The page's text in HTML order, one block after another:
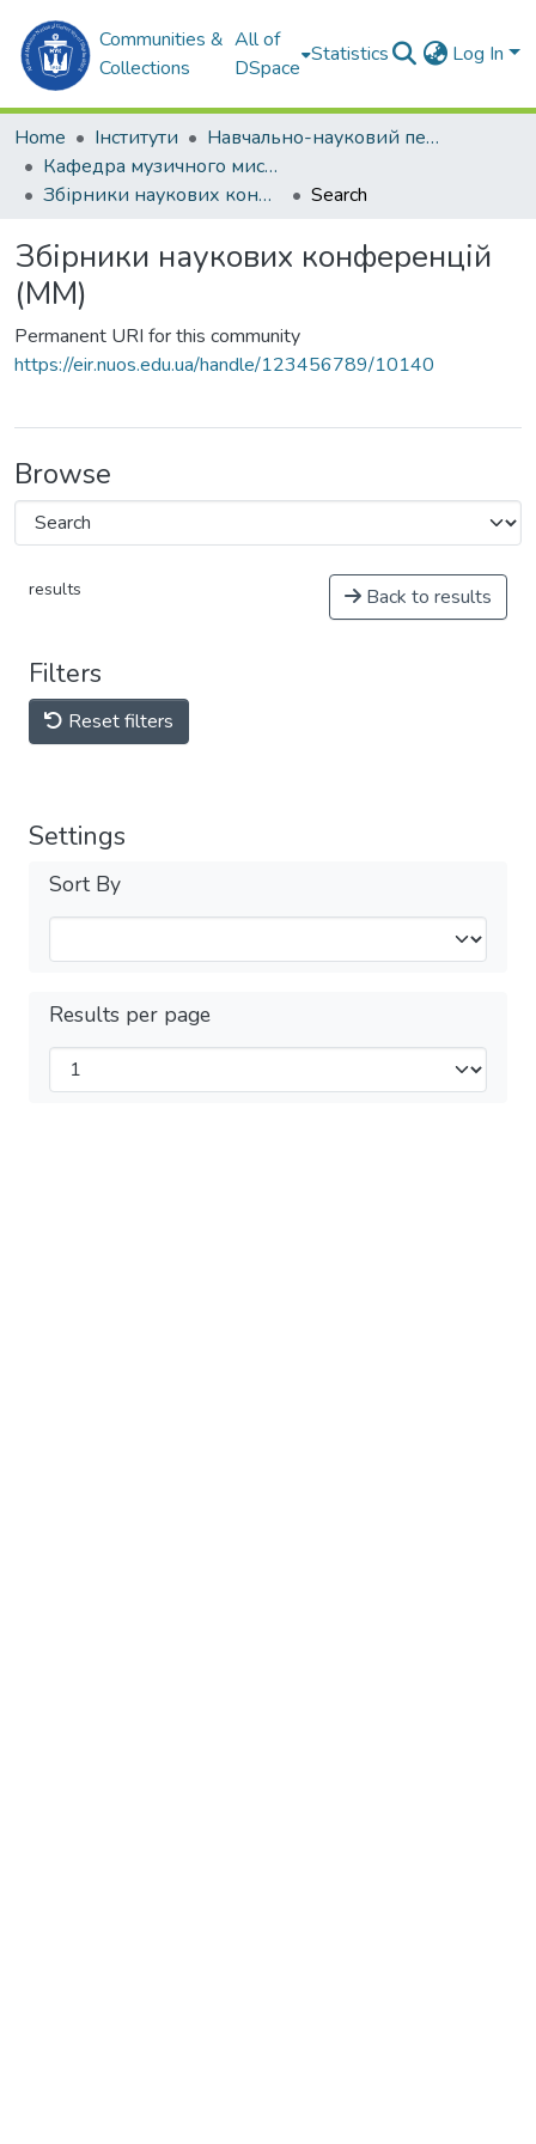
Communities &
Collections
All of
DSpace
Statistics Log In
Home Інститути
Навчально-науковий педагогічний інститут ім. В. О. Сухомлинського (ННПІ ім. В.О. Сухомлинського)
Кафедра музичного мистецтва (ММ)
Збірники наукових конференцій (ММ)
Search
Збірники наукових конференцій
(ММ)
Permanent URI for this community
https://eir.nuos.edu.ua/handle/123456789/10140
Browse
results Back to results
Filters
Reset filters
Settings
Sort By
Results per page